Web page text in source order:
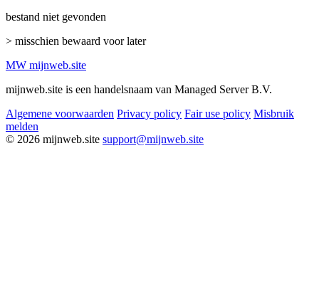
bestand niet gevonden
> misschien bewaard voor later
MW mijnweb.site
mijnweb.site is een handelsnaam van Managed Server B.V.
Algemene voorwaarden Privacy policy Fair use policy Misbruik
melden
© 2026 mijnweb.site support@mijnweb.site